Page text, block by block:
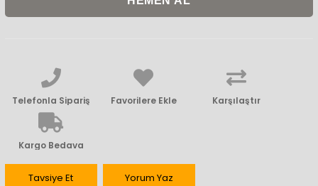
Telefonla Sipariş Favorilere Ekle Karşılaştır
Kargo Bedava
Tavsiye Et Yorum Yaz